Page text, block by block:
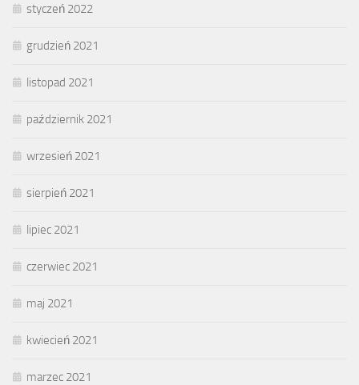
styczeń 2022
grudzień 2021
listopad 2021
październik 2021
wrzesień 2021
sierpień 2021
lipiec 2021
czerwiec 2021
maj 2021
kwiecień 2021
marzec 2021